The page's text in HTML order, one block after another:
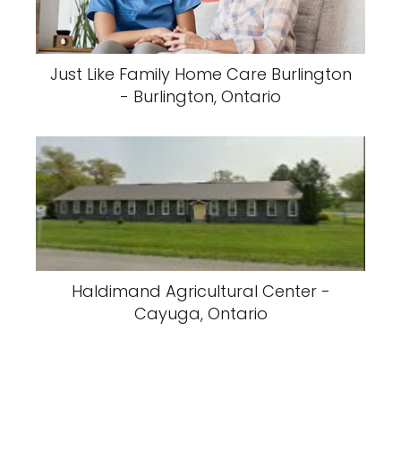
Just Like Family Home Care Burlington
- Burlington, Ontario
Haldimand Agricultural Center -
Cayuga, Ontario